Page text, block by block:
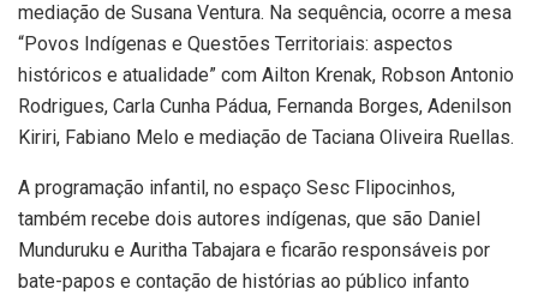
mediação de Susana Ventura. Na sequência, ocorre a mesa
“Povos Indígenas e Questões Territoriais: aspectos
históricos e atualidade” com Ailton Krenak, Robson Antonio
Rodrigues, Carla Cunha Pádua, Fernanda Borges, Adenilson
Kiriri, Fabiano Melo e mediação de Taciana Oliveira Ruellas.
A programação infantil, no espaço Sesc Flipocinhos,
também recebe dois autores indígenas, que são Daniel
Munduruku e Auritha Tabajara e ficarão responsáveis por
bate-papos e contação de histórias ao público infanto